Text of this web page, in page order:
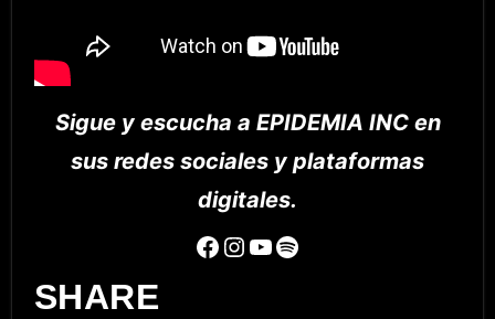
Sigue y escucha a EPIDEMIA INC en
sus redes sociales y plataformas
digitales.
Facebook Instagram YouTube Spotify
SHARE